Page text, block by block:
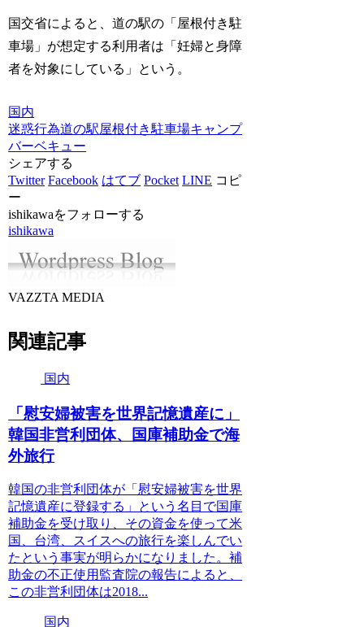
国交省によると、道の駅の「屋根付き駐
車場」が想定する利用者は「妊婦と身障
者を対象にしている」という。
国内
迷惑行為道の駅屋根付き駐車場キャンプ
バーベキュー
シェアする
Twitter Facebook はてブ Pocket LINE コピ
ー
ishikawaをフォローする
ishikawa
VAZZTA MEDIA
関連記事
国内
「慰安婦被害を世界記憶遺産に」
韓国非営利団体、国庫補助金で海
外旅行
韓国の非営利団体が「慰安婦被害を世界
記憶遺産に登録する」という名目で国庫
補助金を受け取り、その資金を使って米
国、台湾、スイスへの旅行を楽しんでい
たという事実が明らかになりました。補
助金の不正使用監査院の報告によると、
この非営利団体は2018...
国内